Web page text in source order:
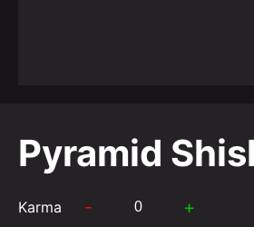
Pyramid
Karma - +